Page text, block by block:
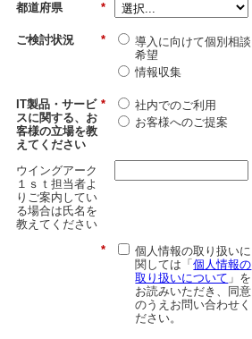
*
都道府県
*
ご検討状況
導入に向けて個別相談
希望
情報収集
*
IT製品・サービ
スに関する、お
客様の立場を教
えてください
社内でのご利用
お客様へのご提案
ウイングアーク
１ｓｔ担当者よ
りご案内してい
る場合は氏名を
教えてください
*
個人情報の取り扱いに
関しては「個人情報の
取り扱いについて 」を
お読みいただき、同意
のうえお問い合わせく
ださい。